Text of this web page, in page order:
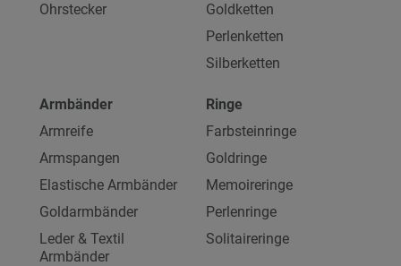
Ohrstecker
Goldketten
Perlenketten
Silberketten
Armbänder
Armreife
Armspangen
Elastische Armbänder
Goldarmbänder
Leder & Textil
Armbänder
Ringe
Farbsteinringe
Goldringe
Memoireringe
Perlenringe
Solitaireringe